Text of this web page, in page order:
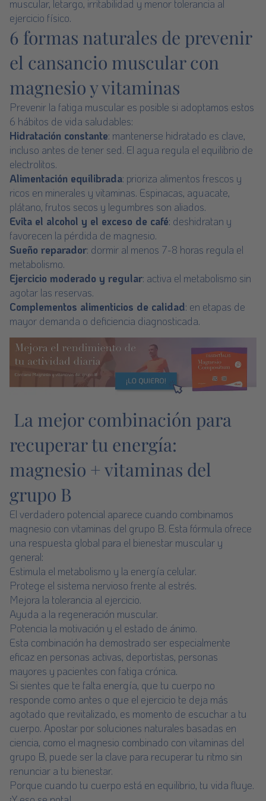
muscular, letargo, irritabilidad y menor tolerancia al
ejercicio físico.
6 formas naturales de prevenir
el cansancio muscular con
magnesio y vitaminas
Prevenir la fatiga muscular es posible si adoptamos estos
6 hábitos de vida saludables:
Hidratación constante: mantenerse hidratado es clave,
incluso antes de tener sed. El agua regula el equilibrio de
electrolitos.
Alimentación equilibrada: prioriza alimentos frescos y
ricos en minerales y vitaminas. Espinacas, aguacate,
plátano, frutos secos y legumbres son aliados.
Evita el alcohol y el exceso de café: deshidratan y
favorecen la pérdida de magnesio.
Sueño reparador: dormir al menos 7-8 horas regula el
metabolismo.
Ejercicio moderado y regular: activa el metabolismo sin
agotar las reservas.
Complementos alimenticios de calidad: en etapas de
mayor demanda o deficiencia diagnosticada.
La mejor combinación para
recuperar tu energía:
magnesio + vitaminas del
grupo B
El verdadero potencial aparece cuando combinamos
magnesio con vitaminas del grupo B. Esta fórmula ofrece
una respuesta global para el bienestar muscular y
general:
Estimula el metabolismo y la energía celular.
Protege el sistema nervioso frente al estrés.
Mejora la tolerancia al ejercicio.
Ayuda a la regeneración muscular.
Potencia la motivación y el estado de ánimo.
Esta combinación ha demostrado ser especialmente
eficaz en personas activas, deportistas, personas
mayores y pacientes con fatiga crónica.
Si sientes que te falta energía, que tu cuerpo no
responde como antes o que el ejercicio te deja más
agotado que revitalizado, es momento de escuchar a tu
cuerpo. Apostar por soluciones naturales basadas en
ciencia, como el magnesio combinado con vitaminas del
grupo B, puede ser la clave para recuperar tu ritmo sin
renunciar a tu bienestar.
Porque cuando tu cuerpo está en equilibrio, tu vida fluye.